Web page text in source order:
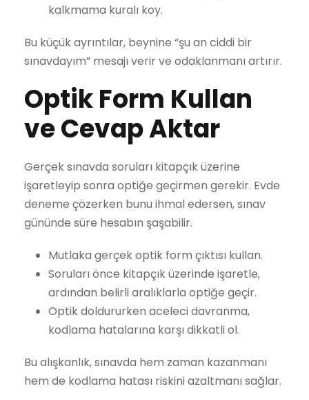
kalkmama kuralı koy.
Bu küçük ayrıntılar, beynine “şu an ciddi bir
sınavdayım” mesajı verir ve odaklanmanı artırır.
Optik Form Kullan
ve Cevap Aktar
Gerçek sınavda soruları kitapçık üzerine
işaretleyip sonra optiğe geçirmen gerekir. Evde
deneme çözerken bunu ihmal edersen, sınav
gününde süre hesabın şaşabilir.
Mutlaka gerçek optik form çıktısı kullan.
Soruları önce kitapçık üzerinde işaretle,
ardından belirli aralıklarla optiğe geçir.
Optik doldururken aceleci davranma,
kodlama hatalarına karşı dikkatli ol.
Bu alışkanlık, sınavda hem zaman kazanmanı
hem de kodlama hatası riskini azaltmanı sağlar.